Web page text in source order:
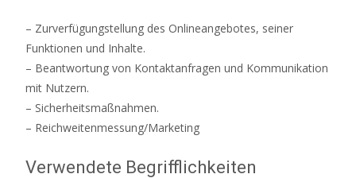
– Zurverfügungstellung des Onlineangebotes, seiner
Funktionen und Inhalte.
– Beantwortung von Kontaktanfragen und Kommunikation
mit Nutzern.
– Sicherheitsmaßnahmen.
– Reichweitenmessung/Marketing
Verwendete Begrifflichkeiten